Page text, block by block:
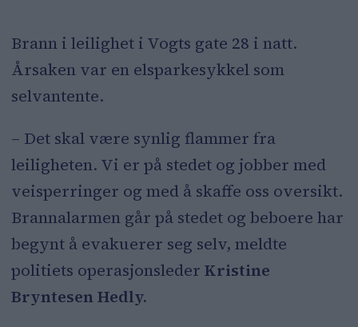
Brann i leilighet i Vogts gate 28 i natt.
Årsaken var en elsparkesykkel som
selvantente.
– Det skal være synlig flammer fra
leiligheten. Vi er på stedet og jobber med
veisperringer og med å skaffe oss oversikt.
Brannalarmen går på stedet og beboere har
begynt å evakuerer seg selv, meldte
politiets operasjonsleder Kristine
Bryntesen Hedly.